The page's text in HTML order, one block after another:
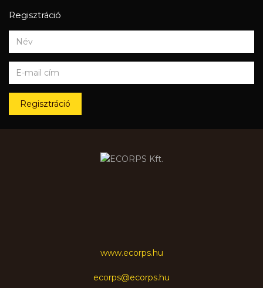
Regisztráció
Regisztráció
www.ecorps.hu
ecorps@ecorps.hu